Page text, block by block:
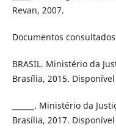
Revan, 2007.
Documentos
BRASIL. Ministério da
Brasília, 2015.
______. Ministério da
Brasília, 2017.